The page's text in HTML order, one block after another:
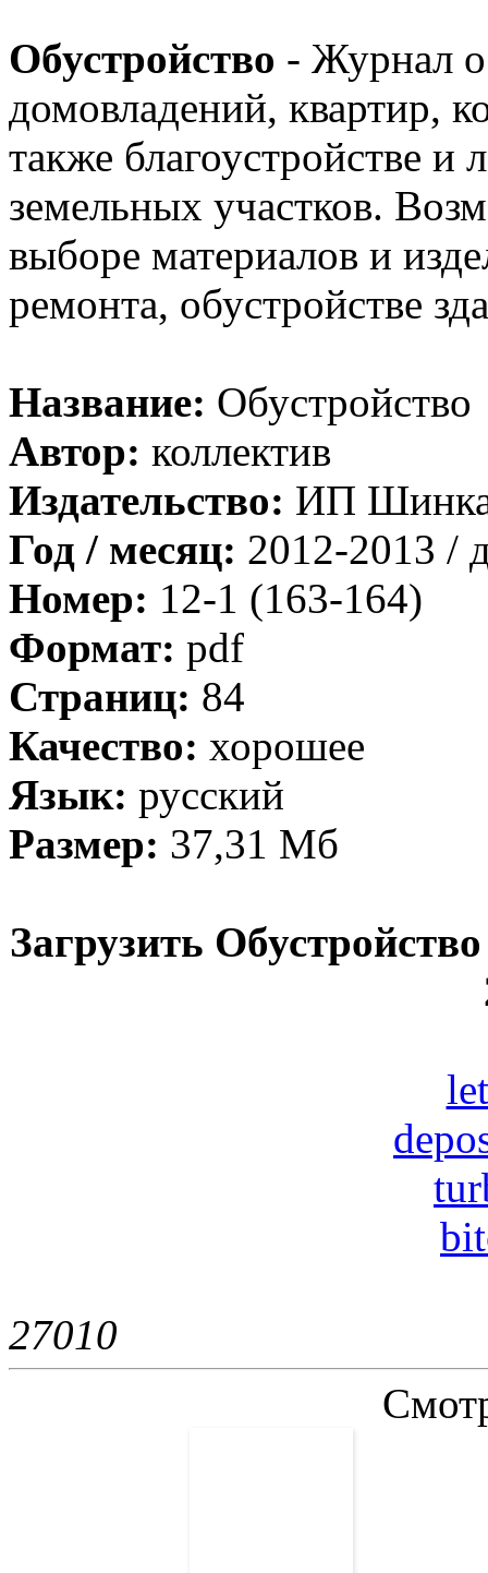
Обустройство - Журнал о
домовладений, квартир,
также благоустройстве
земельных участков.
выборе материалов и
ремонта, обустройстве
Название: Обустройство
Автор: коллектив
Издательство: ИП
Год / месяц: 2012-2013 /
Номер: 12-1 (163-164)
Формат: pdf
Страниц: 84
Качество: хорошее
Язык: русский
Размер: 37,31 Мб
Загрузить
27010